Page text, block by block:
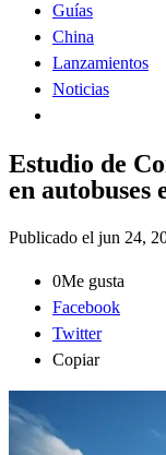
Guías
China
Lanzamientos
Noticias
Estudio de
en autobuses
Publicado el jun 24,
0Me gusta
Facebook
Twitter
Copiar